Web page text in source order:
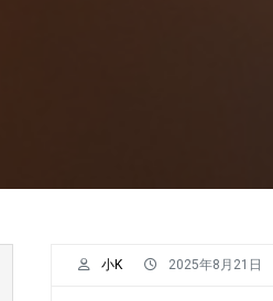
小K 2025年8月21日